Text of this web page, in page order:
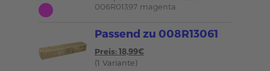
006R01397 magenta
Passend zu 008R13061
Preis: 18,99€
(1 Variante)